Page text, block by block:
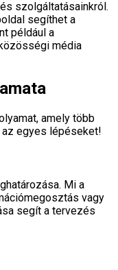
szolgáltatásainkról.
segíthet a
például a
média
amely több
egyes lépéseket!
Mi a
vagy
segít a tervezés